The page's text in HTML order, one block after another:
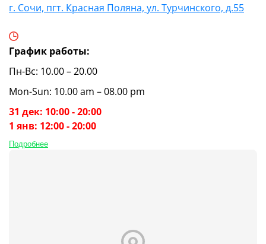
г. Сочи, пгт. Красная Поляна, ул. Турчинского, д.55
График работы:
Пн-Вс: 10.00 – 20.00
Mon-Sun: 10.00 am – 08.00 pm
31 дек: 10:00 - 20:00
1 янв: 12:00 - 20:00
Подробнее